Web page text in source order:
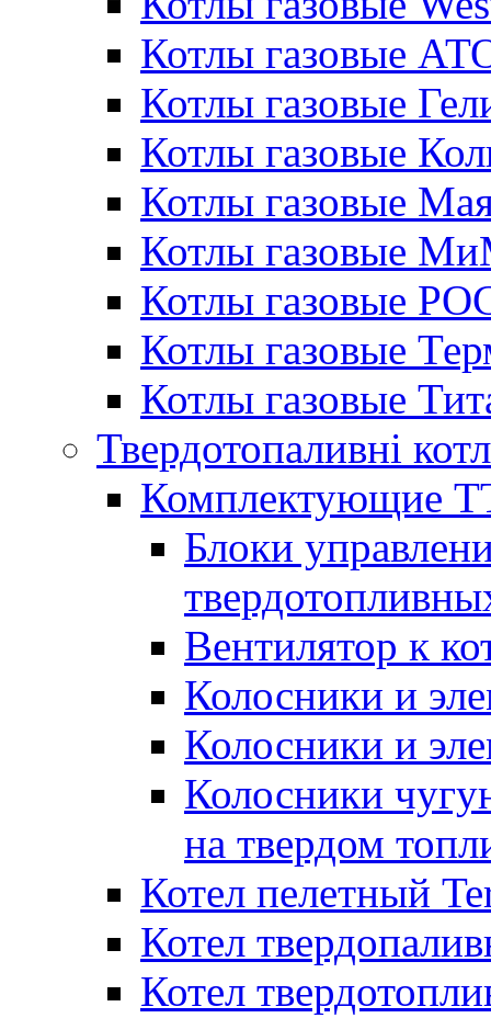
Котлы газовые
Котлы газовые
Котлы газовые
Котлы газовые
Котлы газовые
Котлы газовые
Котлы газовые
Котлы газовые
Твердотопаливні
Комплектующие
Блоки
Вентилятор к
Колосники и
Колосники и
Колосники
на твердом
Котел пелетный
Котел
Котел